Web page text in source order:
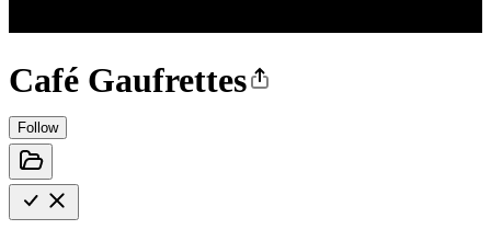
Café Gaufrettes
Follow